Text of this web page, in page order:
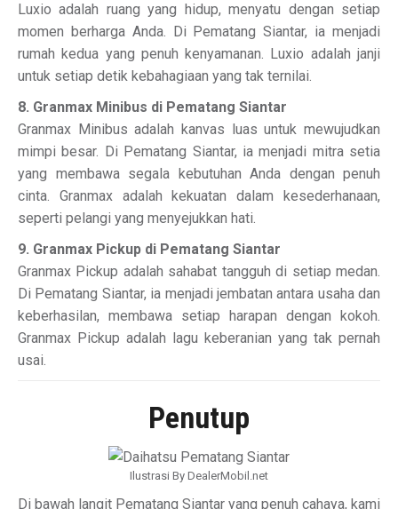
Luxio adalah ruang yang hidup, menyatu dengan setiap
momen berharga Anda. Di Pematang Siantar, ia menjadi
rumah kedua yang penuh kenyamanan. Luxio adalah janji
untuk setiap detik kebahagiaan yang tak ternilai.
8. Granmax Minibus di Pematang Siantar
Granmax Minibus adalah kanvas luas untuk mewujudkan
mimpi besar. Di Pematang Siantar, ia menjadi mitra setia
yang membawa segala kebutuhan Anda dengan penuh
cinta. Granmax adalah kekuatan dalam kesederhanaan,
seperti pelangi yang menyejukkan hati.
9. Granmax Pickup di Pematang Siantar
Granmax Pickup adalah sahabat tangguh di setiap medan.
Di Pematang Siantar, ia menjadi jembatan antara usaha dan
keberhasilan, membawa setiap harapan dengan kokoh.
Granmax Pickup adalah lagu keberanian yang tak pernah
usai.
Penutup
Ilustrasi By DealerMobil.net
Di bawah langit Pematang Siantar yang penuh cahaya, kami